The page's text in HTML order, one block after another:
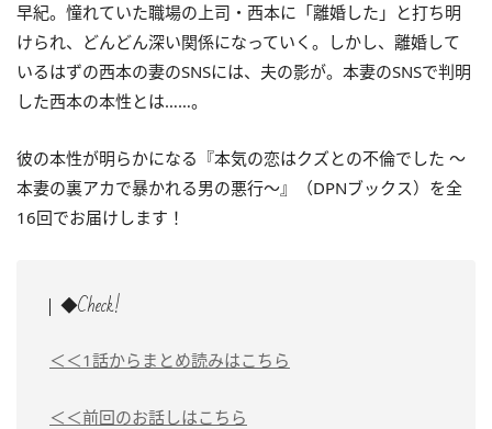
早紀。憧れていた職場の上司・西本に「離婚した」と打ち明
けられ、どんどん深い関係になっていく。しかし、離婚して
いるはずの西本の妻のSNSには、夫の影が。本妻のSNSで判明
した西本の本性とは……。
彼の本性が明らかになる『本気の恋はクズとの不倫でした ～
本妻の裏アカで暴かれる男の悪行～』（DPNブックス）を全
16回でお届けします！
◆Check!
＜＜1話からまとめ読みはこちら
＜＜前回のお話しはこちら